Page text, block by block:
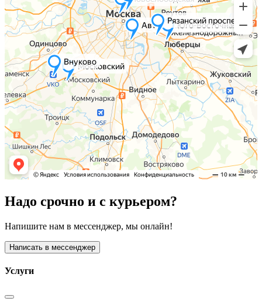
Надо срочно и с курьером?
Напишите нам в мессенджер, мы онлайн!
Написать в мессенджер
Услуги